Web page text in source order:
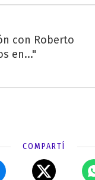
con Roberto
en..."
COMPARTÍ